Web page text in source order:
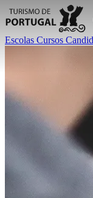
Escolas Cursos